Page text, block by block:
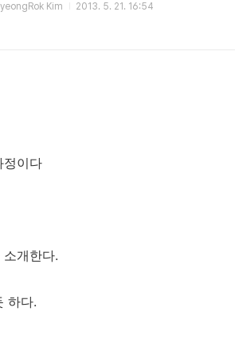
Kim 2013. 5. 21. 16:54
정이다
개한다.
하다.